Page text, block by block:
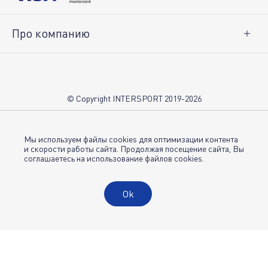
Про компанию
Магазины INTERSPORT
© Copyright INTERSPORT 2019-2026
Политика конфиденциальности
Публичная оферта
Мы используем файлы cookies для оптимизации контента
и скорости работы сайта. Продолжая посещение сайта, Вы
соглашаетесь на использование файлов cookies.
Ok